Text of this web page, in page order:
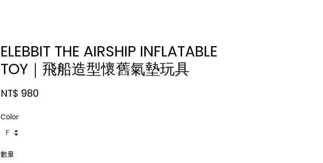
ELEBBIT THE AIRSHIP INFLATABLE
TOY｜飛船造型懷舊氣墊玩具
NT$ 980
Color
數量